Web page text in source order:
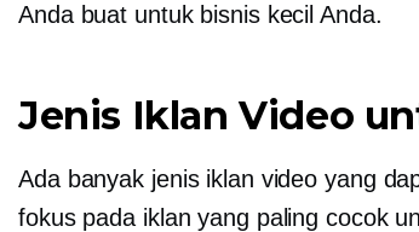
Anda buat untuk bisnis kecil Anda.
Jenis Iklan Video
Ada banyak jenis iklan video yang
fokus pada iklan yang paling cocok